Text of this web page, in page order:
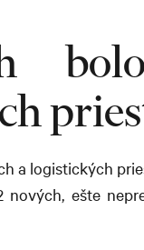
a logistických
ešte